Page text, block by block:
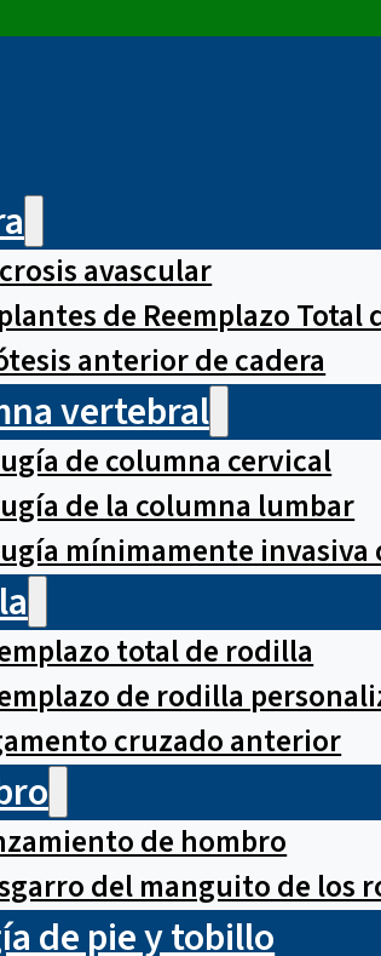
avascular
de Reemplazo Total
anterior de cadera
vertebral
de columna cervical
de la columna lumbar
mínimamente
total de rodilla
de rodilla
cruzado anterior
de hombro
del manguito de los
de pie y tobillo